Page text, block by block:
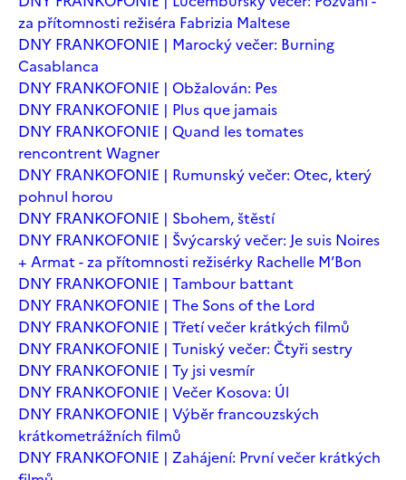
za přítomnosti režiséra Fabrizia Maltese
DNY FRANKOFONIE | Marocký večer: Burning
Casablanca
DNY FRANKOFONIE | Obžalován: Pes
DNY FRANKOFONIE | Plus que jamais
DNY FRANKOFONIE | Quand les tomates
rencontrent Wagner
DNY FRANKOFONIE | Rumunský večer: Otec, který
pohnul horou
DNY FRANKOFONIE | Sbohem, štěstí
DNY FRANKOFONIE | Švýcarský večer: Je suis Noires
+ Armat - za přítomnosti režisérky Rachelle M’Bon
DNY FRANKOFONIE | Tambour battant
DNY FRANKOFONIE | The Sons of the Lord
DNY FRANKOFONIE | Třetí večer krátkých filmů
DNY FRANKOFONIE | Tuniský večer: Čtyři sestry
DNY FRANKOFONIE | Ty jsi vesmír
DNY FRANKOFONIE | Večer Kosova: Úl
DNY FRANKOFONIE | Výběr francouzských
krátkometrážních filmů
DNY FRANKOFONIE | Zahájení: První večer krátkých